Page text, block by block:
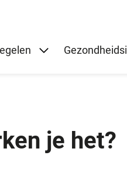
Submenu:
je het?